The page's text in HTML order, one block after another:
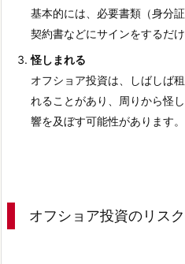
基本的には、必要書類（身分
契約書などにサインをするだけ
怪しまれる
オフショア投資は、しばしば
れることがあり、周りから怪
響を及ぼす可能性があります。
オフショア投資のリスク